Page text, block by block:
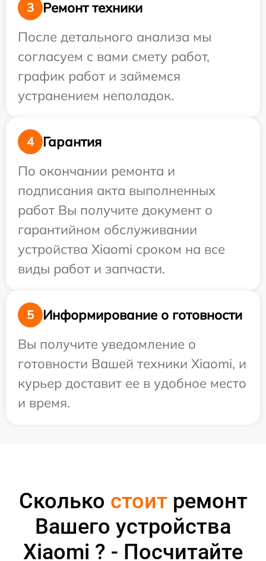
3
Ремонт техники
После детального анализа мы
согласуем с вами смету работ,
график работ и займемся
устранением неполадок.
4
Гарантия
По окончании ремонта и
подписания акта выполненных
работ Вы получите документ о
гарантийном обслуживании
устройства Xiaomi сроком на все
виды работ и запчасти.
5
Информирование о готовности
Вы получите уведомление о
готовности Вашей техники Xiaomi, и
курьер доставит ее в удобное место
и время.
Сколько стоитремонт
Вашего устройства
Xiaomi ? - Посчитайте